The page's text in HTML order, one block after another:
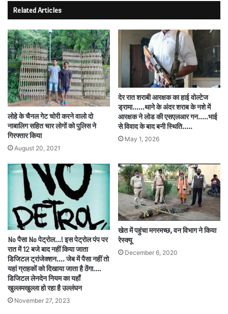
Related Articles
लोहे के चैनल गेट चोरी करने वालो दो
नाबालिग सहित चार लोगों को पुलिस ने
गिरफ्तार किया
August 20, 2021
देर रात शराबी आरक्षक का हाई वोल्टेज
ड्रामा……थाने के अंदर शराब के नशे में
आरक्षक ने लोड की एसएलआर गन…..भाई
से विवाद के बाद बनी स्थिति…..
May 1, 2026
No पैसा No पेट्रोल…! इस पेट्रोल पंप पर
रात में 12 बजे बाद नहीं किया जाता
डिजिटल ट्रांजेक्शन.… जेब में पैसा नहीं तो
यहां ग्राहकों को दिखाया जाता है ठेंगा….
डिजिटल लेनदेन नियम का यहाँ
खुल्लमखुल्ला हो रहा है उल्लंघन
November 27, 2023
खेत में पहुंचा मगरमच्छ, वन विभाग ने किया
रेस्क्यू
December 6, 2020